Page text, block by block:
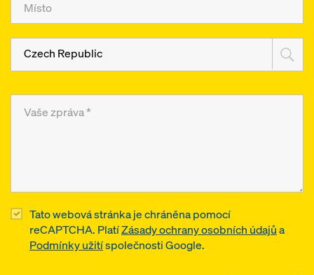
Czech Republic
Tato webová stránka je chráněna pomocí
reCAPTCHA. PlatíZásady ochrany osobních údajůa
Podmínky užitíspolečnosti Google.